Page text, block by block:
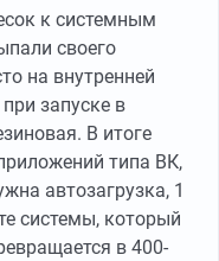
к системным
своего
на внутренней
запуске в
В итоге
типа ВК,
автозагрузка, 1
системы, который
в 400-